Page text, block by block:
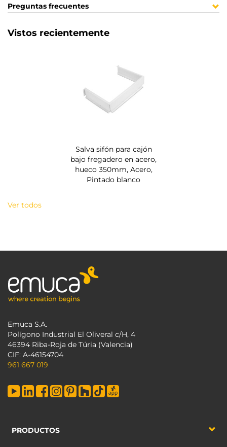
Preguntas frecuentes
Vistos recientemente
Salva sifón para cajón
bajo fregadero en acero,
hueco 350mm, Acero,
Pintado blanco
Ver todos
Emuca S.A.
Polígono Industrial El Oliveral c/H, 4
46394 Riba-Roja de Túria (Valencia)
CIF: A-46154704
961 667 019
PRODUCTOS